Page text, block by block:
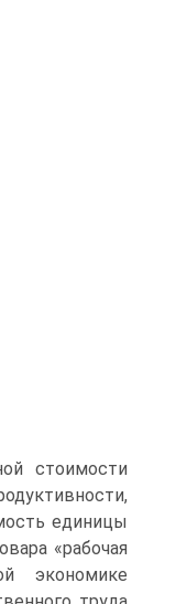
стоимости
единицы
«рабочая
экономике